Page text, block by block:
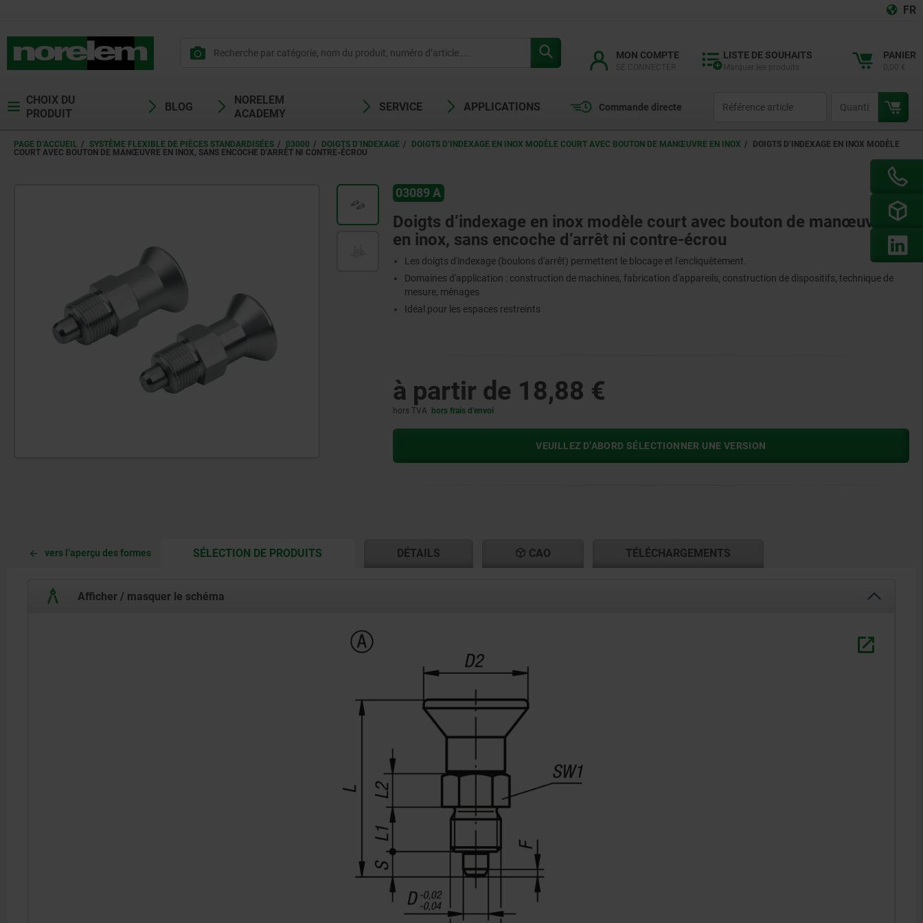
FR
MON COMPTE LISTE DE SOUHAITS PANIER
CHOIX DU
PRODUIT
BLOG
NORELEM
ACADEMY
SERVICE APPLICATIONS Commande directe
PAGE D’ACCUEIL SYSTÈME FLEXIBLE DE PIÈCES STANDARDISÉES 03000 DOIGTS D’INDEXAGE DOIGTS D’INDEXAGE EN INOX MODÈLE COURT AVEC BOUTON DE MANŒUVRE EN INOX
DOIGTS D’INDEXAGE EN INOX MODÈLE
COURT AVEC BOUTON DE MANŒUVRE EN INOX, SANS ENCOCHE D’ARRÊT NI CONTRE-ÉCROU
03089 A
Doigts d’indexage en inox modèle court avec bouton de manœuvre
en inox, sans encoche d’arrêt ni contre-écrou
Les doigts d'indexage (boulons d'arrêt) permettent le blocage et l'encliquètement.
Domaines d'application : construction de machines, fabrication d'appareils, construction de dispositifs, technique de
mesure, ménages
Idéal pour les espaces restreints
à partir de 18,88 €
hors TVA hors frais d’envoi
VEUILLEZ D’ABORD SÉLECTIONNER UNE VERSION
vers l’aperçu des formes SÉLECTION DE PRODUITSCURRENT
CURRENT
DÉTAILS CAO TÉLÉCHARGEMENTS
Afficher / masquer le schéma